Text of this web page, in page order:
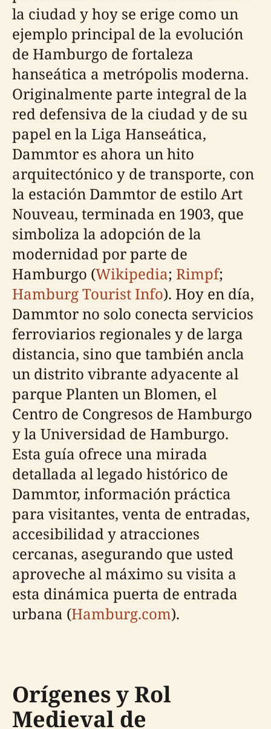
la ciudad y hoy se erige como un
ejemplo principal de la evolución
de Hamburgo de fortaleza
hanseática a metrópolis moderna.
Originalmente parte integral de la
red defensiva de la ciudad y de su
papel en la Liga Hanseática,
Dammtor es ahora un hito
arquitectónico y de transporte, con
la estación Dammtor de estilo Art
Nouveau, terminada en 1903, que
simboliza la adopción de la
modernidad por parte de
Hamburgo (Wikipedia; Rimpf;
Hamburg Tourist Info). Hoy en día,
Dammtor no solo conecta servicios
ferroviarios regionales y de larga
distancia, sino que también ancla
un distrito vibrante adyacente al
parque Planten un Blomen, el
Centro de Congresos de Hamburgo
y la Universidad de Hamburgo.
Esta guía ofrece una mirada
detallada al legado histórico de
Dammtor, información práctica
para visitantes, venta de entradas,
accesibilidad y atracciones
cercanas, asegurando que usted
aproveche al máximo su visita a
esta dinámica puerta de entrada
urbana (Hamburg.com).
Orígenes y Rol
Medieval de